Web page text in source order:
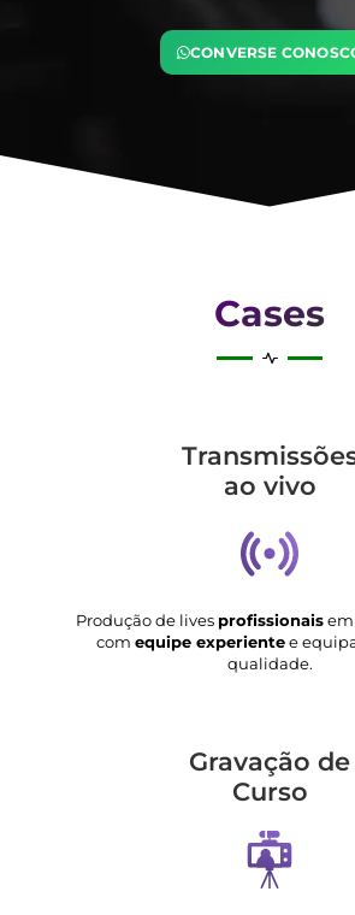
CONVERSE
Cases
ao vivo
Produção de lives profissionaisem
com equipe experientee
qualidade.
Gravação de
Curso